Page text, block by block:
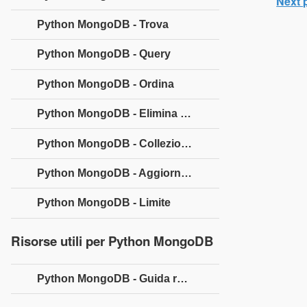
Python MongoDB - Trova
Python MongoDB - Query
Python MongoDB - Ordina
Python MongoDB - Elimina documento
Python MongoDB - Collezione Drop
Python MongoDB - Aggiornamento
Python MongoDB - Limite
Risorse utili per Python MongoDB
Python MongoDB - Guida rapida